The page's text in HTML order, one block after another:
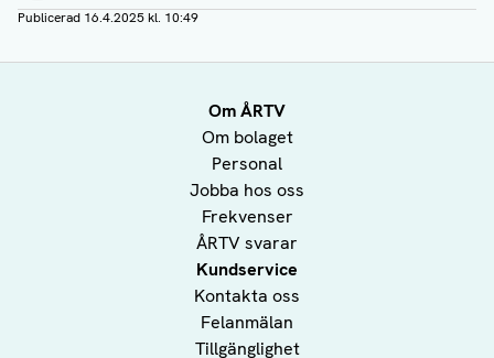
Publicerad 16.4.2025 kl. 10:49
Om ÅRTV
Om bolaget
Personal
Jobba hos oss
Frekvenser
ÅRTV svarar
Kundservice
Kontakta oss
Felanmälan
Tillgänglighet